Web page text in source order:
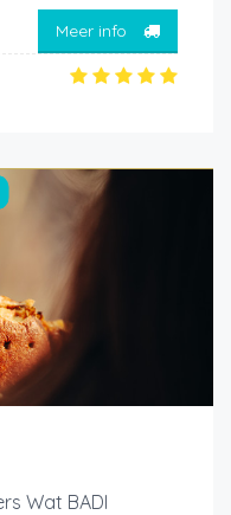
Meer info
Wat BADI